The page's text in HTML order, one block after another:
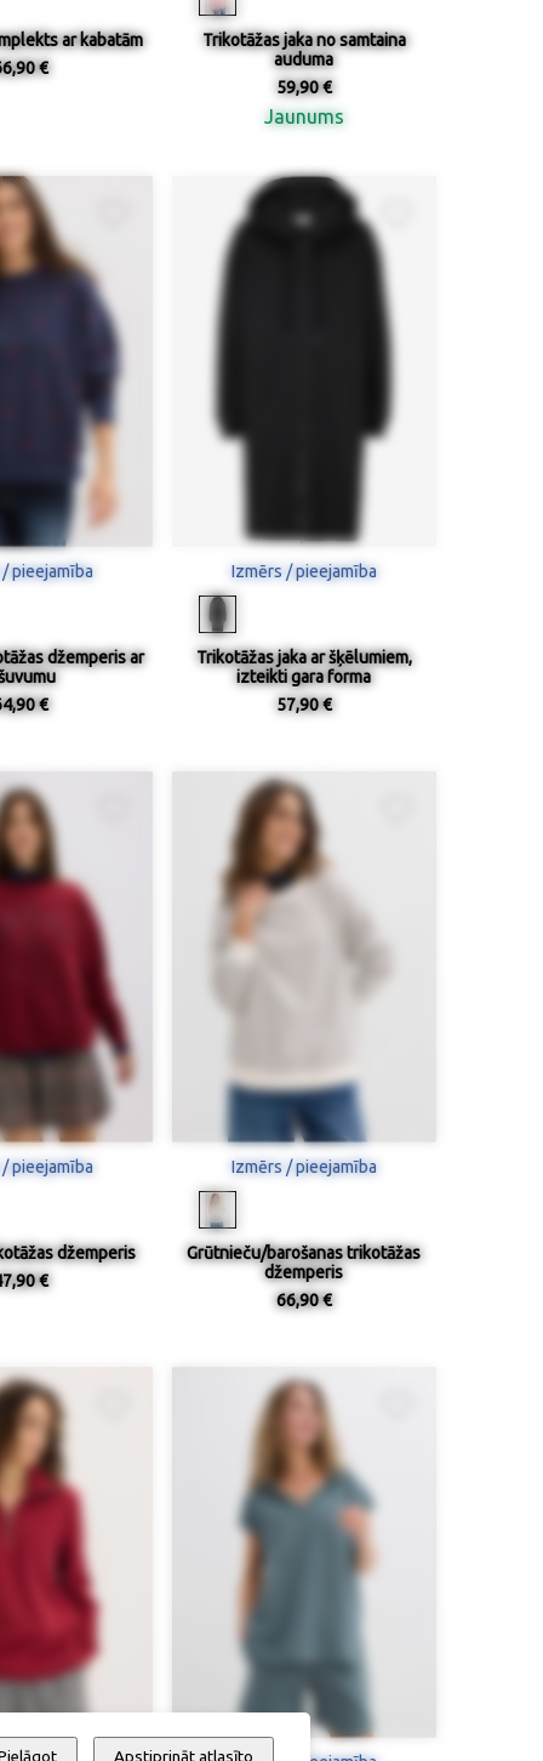
ar kabatām
€
Trikotāžas jaka no samtaina
auduma
59,90 €
Jaunums
pieejamība
džemperis ar
€
Izmērs / pieejamība
Trikotāžas jaka ar šķēlumiem,
izteikti gara forma
57,90 €
pieejamība
džemperis
€
Izmērs / pieejamība
Grūtnieču/barošanas trikotāžas
džemperis
66,90 €
Apstiprināt atlasīto